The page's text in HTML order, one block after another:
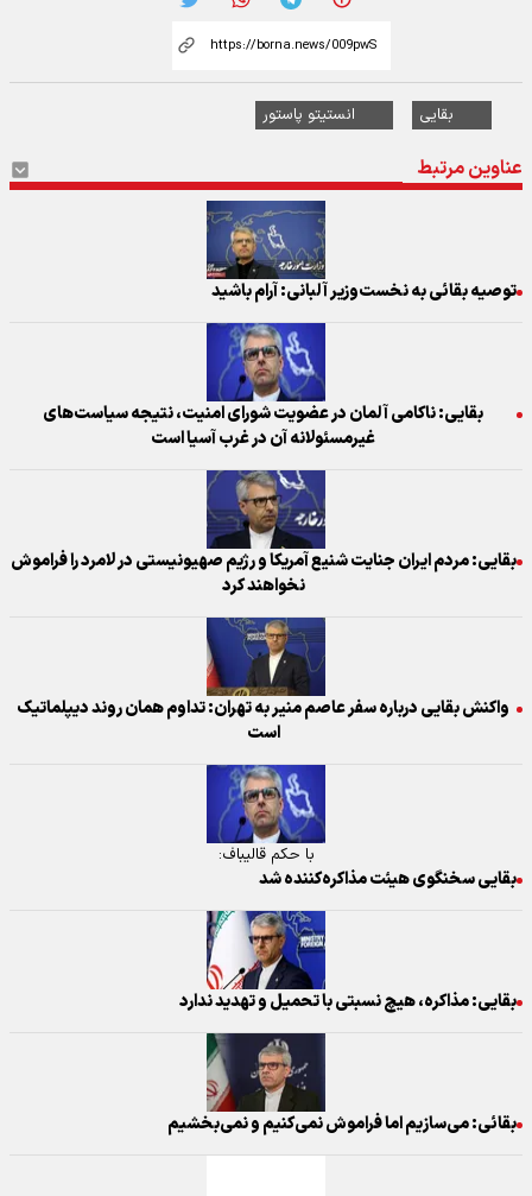
بقایی انستیتو پاستور
عناوین مرتبط
توصیه بقائی به نخست‌وزیر آلبانی: آرام باشید
بقایی: ناکامی آلمان در عضویت شورای امنیت، نتیجه سیاست‌های
غیرمسئولانه آن در غرب آسیا است
بقایی: مردم ایران جنایت شنیع آمریکا و رژیم صهیونیستی در لامرد را فراموش
نخواهند کرد
واکنش بقایی درباره سفر عاصم منیر به تهران: تداوم همان روند دیپلماتیک
است
با حکم قالیباف:
بقایی سخنگوی هیئت مذاکره‌کننده شد
بقایی: مذاکره، هیچ نسبتی با تحمیل و تهدید ندارد
بقائی: می‌سازیم اما فراموش نمی‌کنیم و نمی‌بخشیم